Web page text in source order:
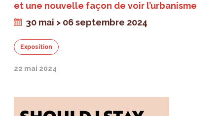
et une nouvelle façon de voir l’urbanisme
30 mai > 06 septembre 2024
Exposition
22 mai 2024